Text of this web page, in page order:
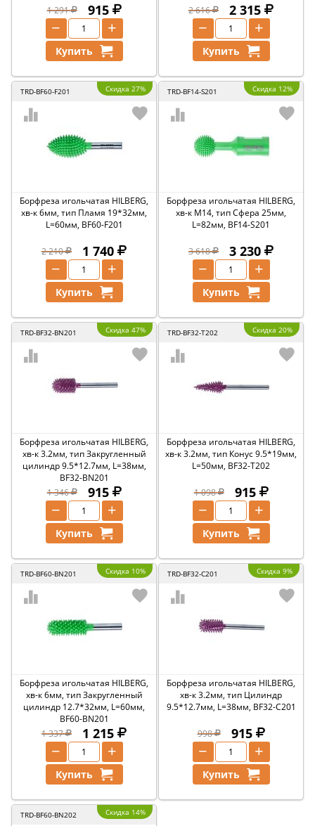
1 291 915
+
−
Купить
2 616 2 315
+
−
Купить
TRD-BF60-F201 Скидка 27%
Борфреза игольчатая HILBERG,
хв-к 6мм, тип Пламя 19*32мм,
L=60мм, BF60-F201
2 210 1 740
+
−
Купить
TRD-BF14-S201 Скидка 12%
Борфреза игольчатая HILBERG,
хв-к M14, тип Сфера 25мм,
L=82мм, BF14-S201
3 618 3 230
+
−
Купить
TRD-BF32-BN201 Скидка 47%
Борфреза игольчатая HILBERG,
хв-к 3.2мм, тип Закругленный
цилиндр 9.5*12.7мм, L=38мм,
BF32-BN201
1 346
915
+
−
Купить
TRD-BF32-T202 Скидка 20%
Борфреза игольчатая HILBERG,
хв-к 3.2мм, тип Конус 9.5*19мм,
L=50мм, BF32-T202
1 098 915
+
−
Купить
TRD-BF60-BN201 Скидка 10%
Борфреза игольчатая HILBERG,
хв-к 6мм, тип Закругленный
цилиндр 12.7*32мм, L=60мм,
BF60-BN201
1 337
1 215
+
−
Купить
TRD-BF32-C201 Скидка 9%
Борфреза игольчатая HILBERG,
хв-к 3.2мм, тип Цилиндр
9.5*12.7мм, L=38мм, BF32-C201
998 915
+
−
Купить
TRD-BF60-BN202 Скидка 14%